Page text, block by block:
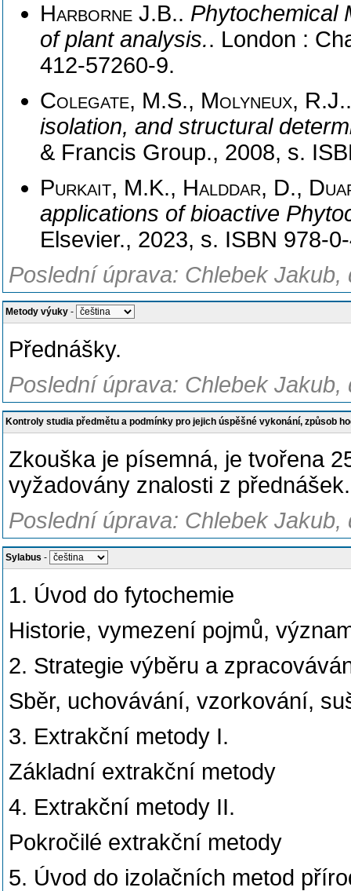
Harborne J.B.. Phytochemical
of plant analysis.. London :
412-57260-9.
Colegate, M.S., Molyneux, R.J.
isolation, and structural
& Francis Group., 2008, s.
Purkait, M.K., Halddar, D.,
applications of bioactive
Elsevier., 2023, s. ISBN 978-
Poslední úprava: Chlebek
Metody výuky -
Přednášky.
Poslední úprava: Chlebek
Kontroly studia předmětu a podmínky pro jejich úspěšné vykonání, způsob
Zkouška je písemná, je tvořena
vyžadovány znalosti z přednášek.
Poslední úprava: Chlebek
Sylabus -
1. Úvod do fytochemie
Historie, vymezení pojmů,
2. Strategie výběru a
Sběr, uchovávání, vzorkování,
3. Extrakční metody I.
Základní extrakční metody
4. Extrakční metody II.
Pokročilé extrakční metody
5. Úvod do izolačních metod